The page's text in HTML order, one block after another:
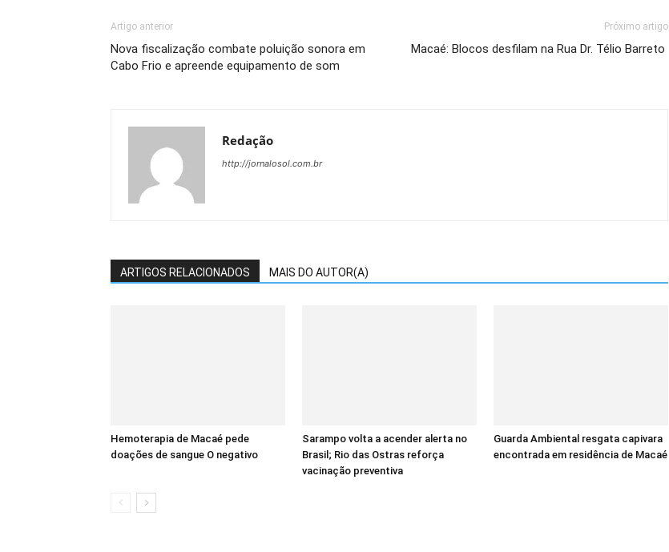
Artigo anterior
Nova fiscalização combate poluição sonora em
Cabo Frio e apreende equipamento de som
Próximo artigo
Macaé: Blocos desfilam na Rua Dr. Télio Barreto
Redação
http://jornalosol.com.br
ARTIGOS RELACIONADOS MAIS DO AUTOR(A)
Hemoterapia de Macaé pede
doações de sangue O negativo
Sarampo volta a acender alerta no
Brasil; Rio das Ostras reforça
vacinação preventiva
Guarda Ambiental resgata capivara
encontrada em residência de Macaé